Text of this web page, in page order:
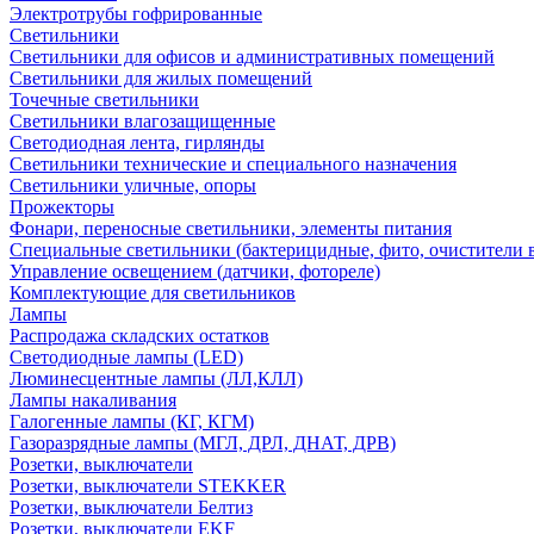
Электротрубы гофрированные
Светильники
Светильники для офисов и административных помещений
Светильники для жилых помещений
Точечные светильники
Светильники влагозащищенные
Светодиодная лента, гирлянды
Светильники технические и специального назначения
Светильники уличные, опоры
Прожекторы
Фонари, переносные светильники, элементы питания
Специальные светильники (бактерицидные, фито, очистители
Управление освещением (датчики, фотореле)
Комплектующие для светильников
Лампы
Распродажа складских остатков
Светодиодные лампы (LED)
Люминесцентные лампы (ЛЛ,КЛЛ)
Лампы накаливания
Галогенные лампы (КГ, КГМ)
Газоразрядные лампы (МГЛ, ДРЛ, ДНАТ, ДРВ)
Розетки, выключатели
Розетки, выключатели STEKKER
Розетки, выключатели Белтиз
Розетки, выключатели EKF